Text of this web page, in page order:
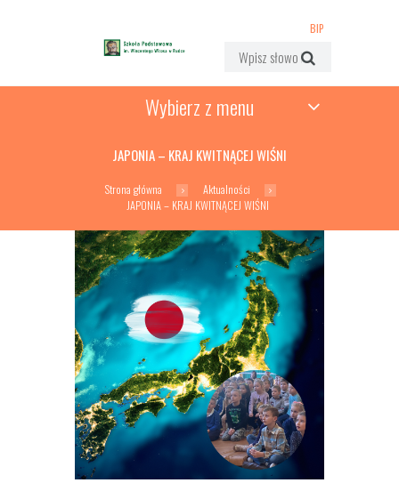
BIP
Wybierz z menu
JAPONIA – KRAJ KWITNĄCEJ WIŚNI
Strona główna
Aktualności
JAPONIA – KRAJ KWITNĄCEJ WIŚNI